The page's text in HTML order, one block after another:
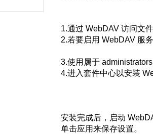
1.通过 WebDAV 访问文
2.若要启用 WebDAV 服务
3.使用属于
4.进入套件中心以安装
安装完成后，启动
单击应用来保存设置。